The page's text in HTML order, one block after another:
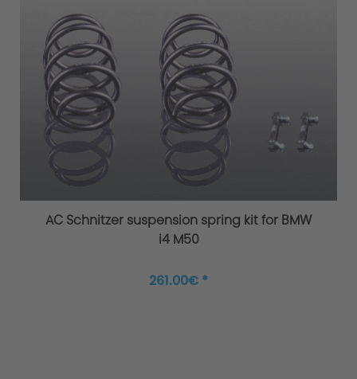
AC Schnitzer suspension spring kit for BMW
i4 M50
261.00€ *